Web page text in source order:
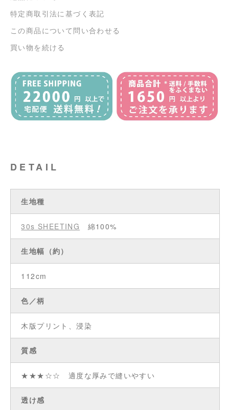
特定商取引法に基づく表記
この商品について問い合わせる
買い物を続ける
DETAIL
生地種
30s SHEETING 綿100%
生地幅（約）
112cm
色／柄
木版プリント、浸染
質感
★★★☆☆ 適度な厚みで縫いやすい
透け感